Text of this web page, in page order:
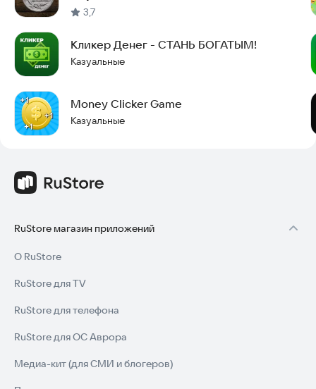
3,7
Кликер Денег - СТАНЬ БОГАТЫМ!
Казуальные
Money Clicker Game
Казуальные
RuStore магазин приложений
О RuStore
RuStore для TV
RuStore для телефона
RuStore для ОС Аврора
Медиа-кит (для СМИ и блогеров)